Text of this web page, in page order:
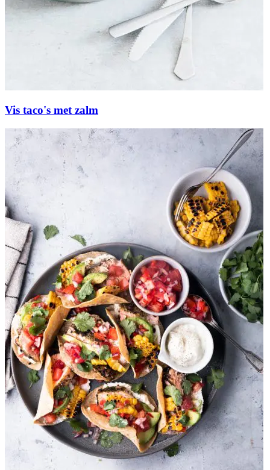
Vis taco's met zalm